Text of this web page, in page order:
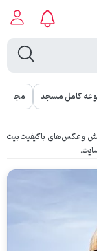
کامل مسجد
ویرایش و عکس‌های باکیفیت بیت